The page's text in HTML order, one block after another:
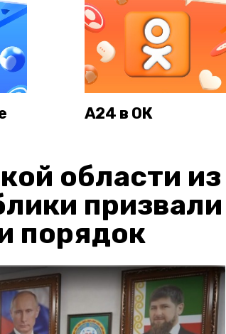
А24 в ОК
области из
призвали
порядок